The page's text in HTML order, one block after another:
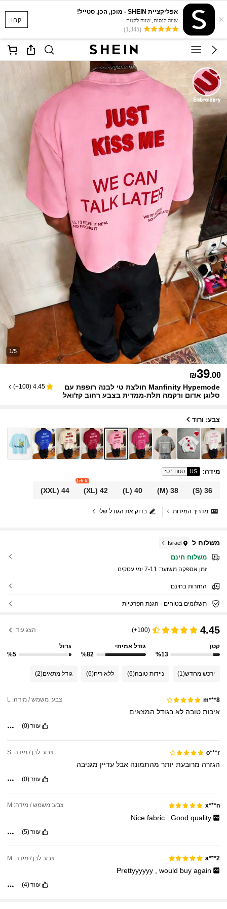
קחו ×
אפליקציית SHEIN - מוכן, הכן, סטייל!
שווה לנסות, שווה לקנות
(1,345)
1/5
₪39.00
Manfinity Hypemode חולצת טי לבנה רופפת עם
סלוגן אדום ורקמה תלת-ממדית בצבע רחוב קז'ואל
4.45
(
100+
)
צבע: ורוד
מידה:
US סטנדרטי
36
(S)
38
(M)
40
(L)
42
(XL)
6 left
44
(XXL)
בדוק את הגודל שלי מדריך המידות
משלוח ל Israel
משלוח חינם
זמן אספקה ​​משוער: 7-11 ימי עסקים
החזרות בחינם
תשלומים בטוחים · הגנת הפרטיות
4.45
(100+) הצג עוד
קטן
%13
גודל אמיתי
%82
גדול
%5
ירכש מחדש(1) ניידות טובה(6) ללא ריח(6) גודל מתאים(2)
m***8 צבע: משמש / מידה: L
איכותטובהלאבגודל המצאים
עוזר(0)
o***r צבע: לבן / מידה: S
הגזרה מרובעת יותר מהתמונהאבלעדיין מגניבה
עוזר(0)
x***n צבע: משמש / מידה: M
Nicefabric .Goodquality
עוזר(5)
a***2 צבע: לבן / מידה: M
Prettyyyyyy ,would buyagain
עוזר(4)